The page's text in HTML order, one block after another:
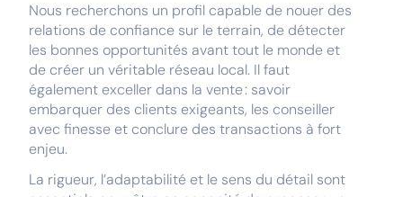
Nous recherchons un profil capable de nouer des
relations de confiance sur le terrain, de détecter
les bonnes opportunités avant tout le monde et
de créer un véritable réseau local. Il faut
également exceller dans la vente : savoir
embarquer des clients exigeants, les conseiller
avec finesse et conclure des transactions à fort
enjeu.
La rigueur, l’adaptabilité et le sens du détail sont